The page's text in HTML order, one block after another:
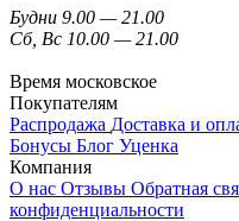
Будни 9.00 — 21.00
Сб, Вс 10.00 — 21.00
Время московское
Покупателям
Распродажа Доставка и
Бонусы Блог Уценка
Компания
О нас Отзывы Обратная
конфиденциальности